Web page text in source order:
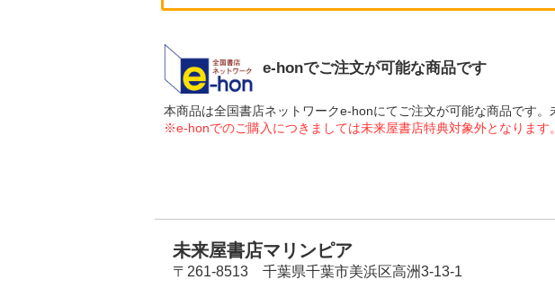
e-honでご注文が可能な商品です
本商品は全国書店ネットワークe-honにてご注文が可能な商品です
※e-honでのご購入につきましては未来屋書店特典対象外となります
未来屋書店マリンピア
〒261-8513 千葉県千葉市美浜区高洲3-13-1